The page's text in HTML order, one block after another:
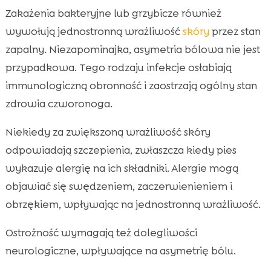
Zakażenia bakteryjne lub grzybicze również
wywołują jednostronną wrażliwośćskóry przez stan
zapalny. Niezapominajka, asymetria bólowa nie jest
przypadkowa. Tego rodzaju infekcje osłabiają
immunologiczną obronność i zaostrzają ogólny stan
zdrowia czworonoga.
Niekiedy za zwiększoną wrażliwość skóry
odpowiadają szczepienia, zwłaszcza kiedy pies
wykazuje alergię na ich składniki. Alergie mogą
objawiać się swędzeniem, zaczerwienieniem i
obrzękiem, wpływając na jednostronną wrażliwość.
Ostrożność wymagają też dolegliwości
neurologiczne, wpływające na asymetrię bólu.